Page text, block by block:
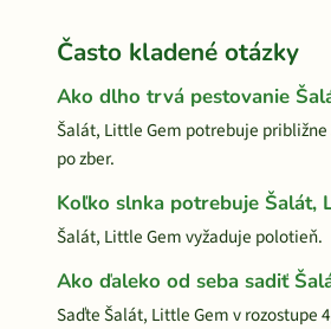
Často kladené otázky
Ako dlho trvá pestovanie
Šalát, Little Gem potrebuje približne
po zber.
Koľko slnka potrebuje Šalát,
Šalát, Little Gem vyžaduje polotieň.
Ako ďaleko od seba sadiť
Saďte Šalát, Little Gem v rozostupe